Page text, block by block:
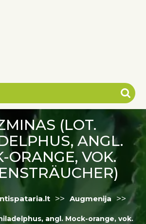
(LOT.
ANGL.
ORANGE, VOK.
>> Augmenija >>
angl. Mock-orange, vok.